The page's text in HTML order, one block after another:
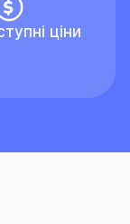
ціни